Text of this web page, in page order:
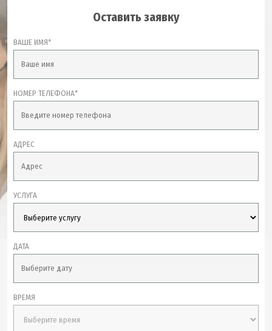
Оставить заявку
ВАШЕ ИМЯ*
НОМЕР ТЕЛЕФОНА*
АДРЕС
УСЛУГА
ДАТА
ВРЕМЯ